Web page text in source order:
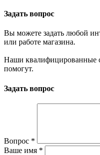
Задать вопрос
Вы можете задать любой
или работе магазина.
Наши квалифицированные
помогут.
Задать вопрос
Вопрос *
Ваше имя *